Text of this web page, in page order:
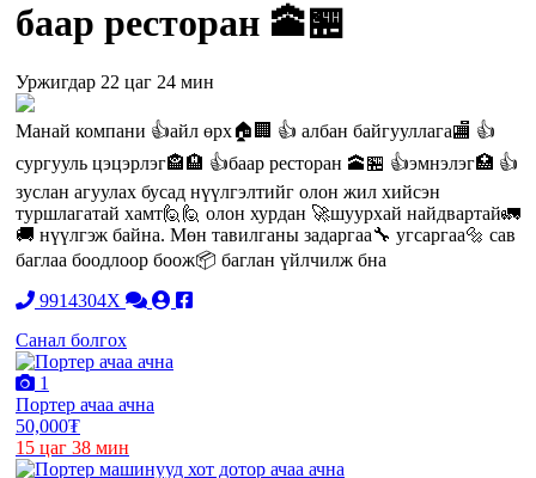
баар ресторан 🕋🏪
Уржигдар 22 цаг 24 мин
Манай компани 👍айл өрх🏠🏢 👍 албан байгууллага🏬 👍
сургууль цэцэрлэг🏤🏨 👍баар ресторан 🕋🏪 👍эмнэлэг🏥 👍
зуслан агуулах бусад нүүлгэлтийг олон жил хийсэн
туршлагатай хамт🙋🙋 олон хурдан 🚀шуурхай найдвартай🚛
🚚 нүүлгэж байна. Мөн тавилганы задаргаа🔧 угсаргаа🔩 сав
баглаа боодлоор боож📦 баглан үйлчилж бна
9914304X
Санал болгох
1
Портер ачаа ачна
50,000₮
15 цаг 38 мин